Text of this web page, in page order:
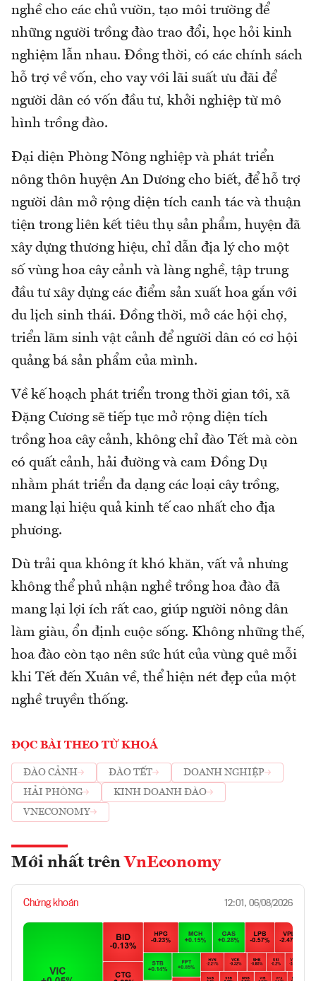
nghề cho các chủ vườn, tạo môi trường để
những người trồng đào trao đổi, học hỏi kinh
nghiệm lẫn nhau. Đồng thời, có các chính sách
hỗ trợ về vốn, cho vay với lãi suất ưu đãi để
người dân có vốn đầu tư, khởi nghiệp từ mô
hình trồng đào.
Đại diện Phòng Nông nghiệp và phát triển
nông thôn huyện An Dương cho biết, để hỗ trợ
người dân mở rộng diện tích canh tác và thuận
tiện trong liên kết tiêu thụ sản phẩm, huyện đã
xây dựng thương hiệu, chỉ dẫn địa lý cho một
số vùng hoa cây cảnh và làng nghề, tập trung
đầu tư xây dựng các điểm sản xuất hoa gắn với
du lịch sinh thái. Đồng thời, mở các hội chợ,
triển lãm sinh vật cảnh để người dân có cơ hội
quảng bá sản phẩm của mình.
Về kế hoạch phát triển trong thời gian tới, xã
Đặng Cương sẽ tiếp tục mở rộng diện tích
trồng hoa cây cảnh, không chỉ đào Tết mà còn
có quất cảnh, hải đường và cam Đồng Dụ
nhằm phát triển đa dạng các loại cây trồng,
mang lại hiệu quả kinh tế cao nhất cho địa
phương.
Dù trải qua không ít khó khăn, vất vả nhưng
không thể phủ nhận nghề trồng hoa đào đã
mang lại lợi ích rất cao, giúp người nông dân
làm giàu, ổn định cuộc sống. Không những thế,
hoa đào còn tạo nên sức hút của vùng quê mỗi
khi Tết đến Xuân về, thể hiện nét đẹp của một
nghề truyền thống.
ĐỌC BÀI THEO TỪ KHOÁ
ĐÀO CẢNH ĐÀO TẾT
DOANH NGHIỆP
HẢI PHÒNG
KINH DOANH ĐÀO
VNECONOMY
Mới nhất trên VnEconomy
Chứng khoán 12:01, 06/08/2026